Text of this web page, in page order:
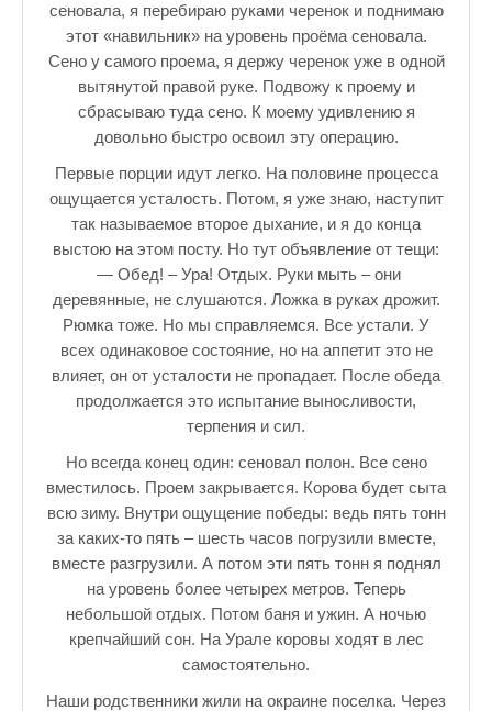
сеновала, я перебираю руками черенок и поднимаю
этот «навильник» на уровень проёма сеновала.
Сено у самого проема, я держу черенок уже в одной
вытянутой правой руке. Подвожу к проему и
сбрасываю туда сено. К моему удивлению я
довольно быстро освоил эту операцию.
Первые порции идут легко. На половине процесса
ощущается усталость. Потом, я уже знаю, наступит
так называемое второе дыхание, и я до конца
выстою на этом посту. Но тут объявление от тещи:
— Обед! – Ура! Отдых. Руки мыть – они
деревянные, не слушаются. Ложка в руках дрожит.
Рюмка тоже. Но мы справляемся. Все устали. У
всех одинаковое состояние, но на аппетит это не
влияет, он от усталости не пропадает. После обеда
продолжается это испытание выносливости,
терпения и сил.
Но всегда конец один: сеновал полон. Все сено
вместилось. Проем закрывается. Корова будет сыта
всю зиму. Внутри ощущение победы: ведь пять тонн
за каких-то пять – шесть часов погрузили вместе,
вместе разгрузили. А потом эти пять тонн я поднял
на уровень более четырех метров. Теперь
небольшой отдых. Потом баня и ужин. А ночью
крепчайший сон. На Урале коровы ходят в лес
самостоятельно.
Наши родственники жили на окраине поселка. Через